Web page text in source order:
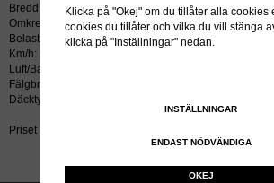
Bredd mm: 450
Omkrets mm: 4240
Belastning kg: 2060
Km/h: 50
Luft/Bar: 1.6
Fälgbredd tum: 15
Däcktyp: radial
Priset inkluderar återvinningsavgift!
Klicka på "Okej" om du tillåter alla cookies
cookies du tillåter och vilka du vill stänga
klicka på "Inställningar" nedan.
INSTÄLLNINGAR
ENDAST NÖDVÄNDIGA
OKEJ